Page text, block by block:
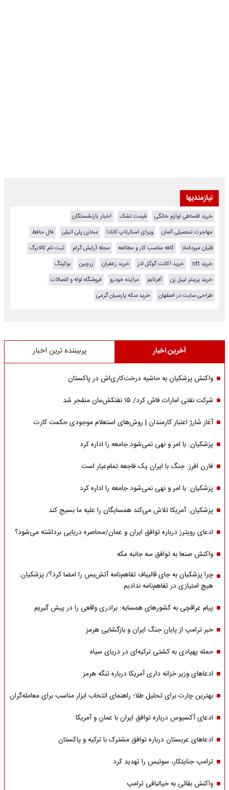
نیازمندیها
خرید اقساطی لوازم خانگی قیمت تشک
اخبار بازنشستگان
مهاجرت تحصیلی آلمان
ویزای استارتاپ کانادا مخازن پلی اتیلن
فال حافظ
قلیان میرداماد
کافه مناسب کار و مطالعه مجله آرایش گرام
ثبت نام کالابرگ
خرید nft
خرید اکانت گوگل ادز خرید زعفران زرچین
بوکینگ
خرید پرینتر لیبل زن
آفرتایم مزایده خودرو
فروشگاه لوله و اتصالات
طراحی سایت در اصفهان
خرید سکه پارسیان گرمی
آخرین اخبار پربیننده ترین اخبار
واکنش پزشکیان به حاشیه درخت‌کاری‌اش در پاکستان
شرکت نفتی امارات فاش کرد/ ۱۵ نفتکش‌مان منفجر شد
آغاز شارژ اعتبار کارمندان | روش‌های استعلام موجودی حکمت کارت
پزشکیان: با امر و نهی نمی‌شود جامعه را اداره کرد
فارن افرز: جنگ با ایران یک فاجعه تمام‌عیار است
پزشکیان: با امر و نهی نمی‌شود جامعه را اداره کرد
پزشکیان: آمریکا تلاش می‌کند همسایگان را علیه ما بسیج کند
ادعای رویترز درباره توافق ایران و عمان/محاصره دریایی برداشته می‌شود؟
واکنش صنعا به توافق سه جانبه مکه
چرا پزشکیان به جای قالیباف تفاهم‌نامه آتش‌بس را امضا کرد؟/ پزشکیان:
هیچ امتیازی در تفاهم‌نامه ندادیم
پیام عراقچی به کشورهای همسایه: برادری واقعی را در پیش گیریم
خبر ترامپ از پایان جنگ ایران و بازگشایی هرمز
حمله پهپادی به کشتی ترکیه‌ای در دریای سیاه
ادعاهای وزیر خزانه داری آمریکا درباره تنگه هرمز
بهترین چارت برای تحلیل طلا؛ راهنمای انتخاب ابزار مناسب برای معامله‌گران
ادعای آکسیوس درباره توافق ایران با عمان و آمریکا
ادعاهای عربستان درباره توافق مشترک با ترکیه و پاکستان
ترامپ جنایتکار، سوئیس را تهدید کرد
واکنش بقائی به خیالبافی ترامپ